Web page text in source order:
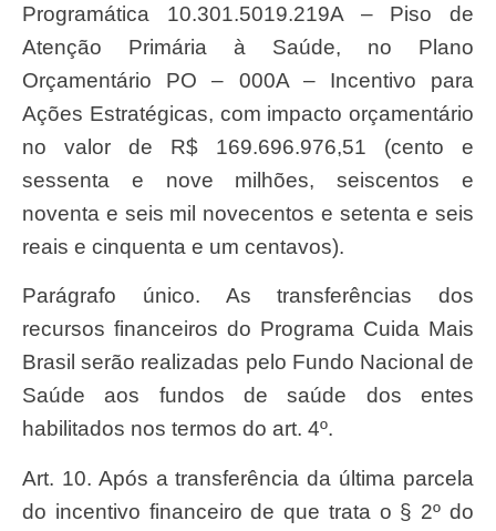
Programática 10.301.5019.219A – Piso de
Atenção Primária à Saúde, no Plano
Orçamentário PO – 000A – Incentivo para
Ações Estratégicas, com impacto orçamentário
no valor de R$ 169.696.976,51 (cento e
sessenta e nove milhões, seiscentos e
noventa e seis mil novecentos e setenta e seis
reais e cinquenta e um centavos).
Parágrafo único. As transferências dos
recursos financeiros do Programa Cuida Mais
Brasil serão realizadas pelo Fundo Nacional de
Saúde aos fundos de saúde dos entes
habilitados nos termos do art. 4º.
Art. 10. Após a transferência da última parcela
do incentivo financeiro de que trata o § 2º do